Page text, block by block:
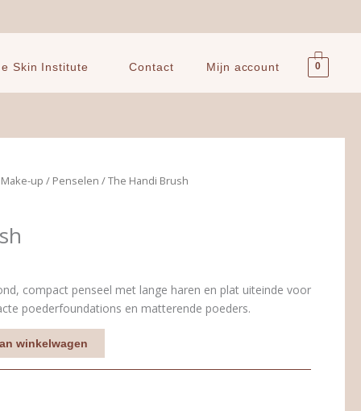
Skin Institute Contact Mijn account 0
up / Penselen / The Handi Brush
compact penseel met lange haren en plat uiteinde voor
poederfoundations en matterende poeders.
winkelwagen